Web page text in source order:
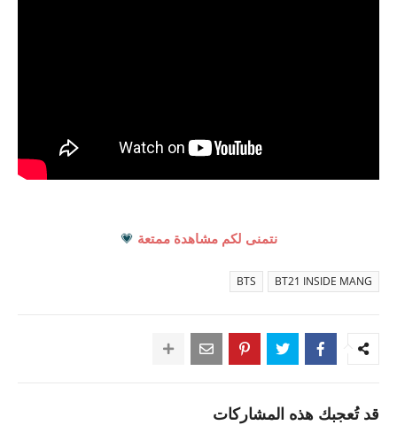
نتمنى لكم مشاهدة ممتعة 💗
BT21 INSIDE MANG
BTS
قد تُعجبك هذه المشاركات